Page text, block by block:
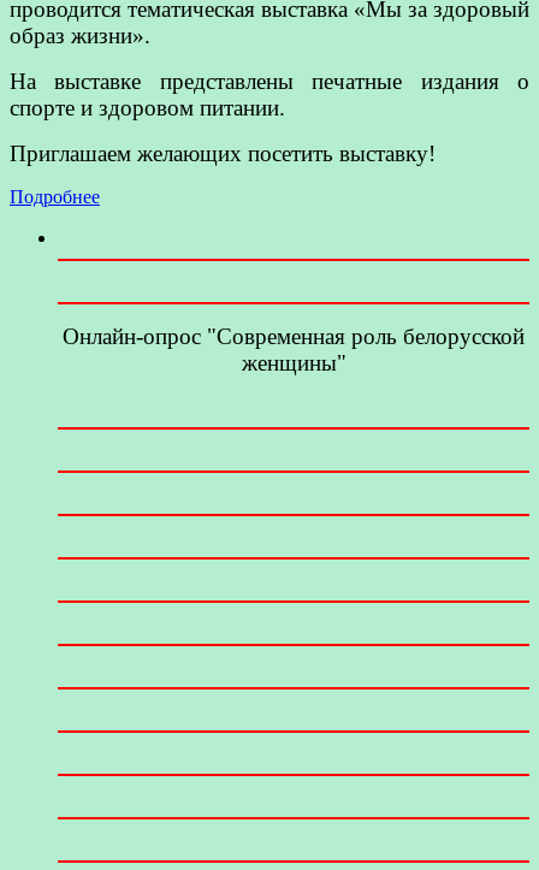
проводится тематическая выставка «Мы за здоровый
образ жизни».
На выставке представлены печатные издания о
спорте и здоровом питании.
Приглашаем желающих посетить выставку!
Подробнее
Онлайн-опрос "Современная роль белорусской
женщины"